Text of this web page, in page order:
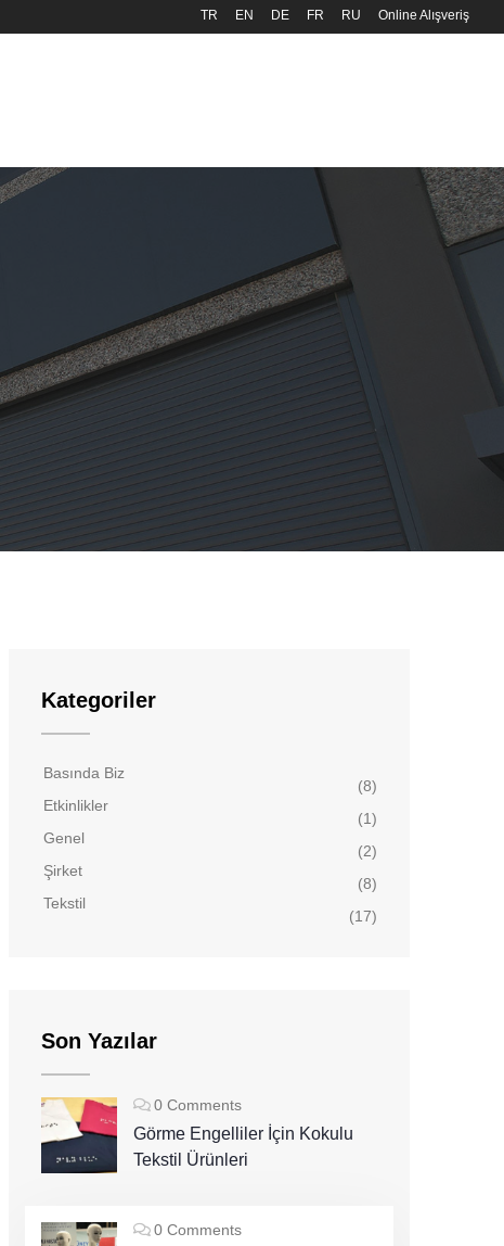
TR EN DE FR RU Online Alışveriş
Kategoriler
Basında Biz
(8)
Etkinlikler
(1)
Genel
(2)
Şirket
(8)
Tekstil
(17)
Son Yazılar
0 Comments
Görme Engelliler İçin Kokulu
Tekstil Ürünleri
0 Comments